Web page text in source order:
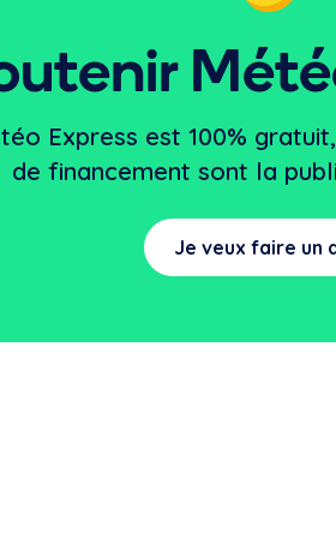
Express est 100%
de financement sont la
Je veux faire un